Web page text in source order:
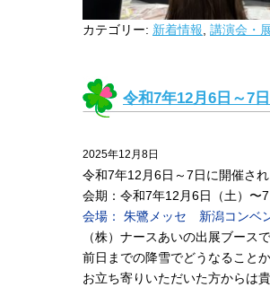
カテゴリー: 新着情報 講演会・
令和7年12月6日～7
2025年12月8日
令和7年12月6日～7日に開催さ
会期：令和7年12月6日（土）〜
会場： 朱鷺メッセ 新潟コンベ
（株）ナースあいの出展ブース
前日までの降雪でどうなること
お立ち寄りいただいた方からは